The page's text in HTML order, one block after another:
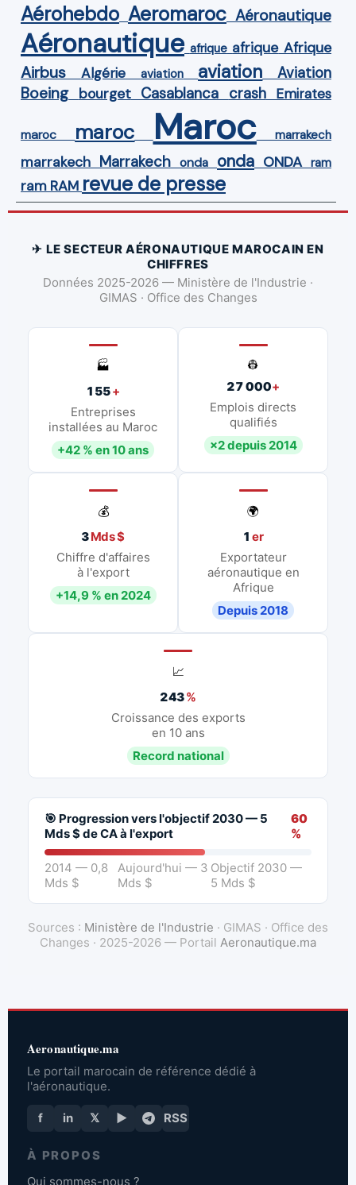
Aérohebdo Aeromaroc Aéronautique
Aéronautique afrique afrique Afrique
Airbus Algérie aviation aviation Aviation
Boeing bourget Casablanca crash Emirates
maroc maroc Maroc marrakech
marrakech Marrakech onda onda ONDA ram
ram RAM revue de presse
✈ LE SECTEUR AÉRONAUTIQUE MAROCAIN EN
CHIFFRES
Données 2025-2026 — Ministère de l'Industrie ·
GIMAS · Office des Changes
🏭
155+
Entreprises
installées au Maroc
+42 % en 10 ans
👷
27 000+
Emplois directs
qualifiés
×2 depuis 2014
💰
3Mds $
Chiffre d'affaires
à l'export
+14,9 % en 2024
🌍
1 er
Exportateur
aéronautique en
Afrique
Depuis 2018
📈
243%
Croissance des exports
en 10 ans
Record national
🎯 Progression vers l'objectif 2030 — 5
Mds $ de CA à l'export
60
%
2014 — 0,8
Mds $
Aujourd'hui — 3
Mds $
Objectif 2030 —
5 Mds $
Sources : Ministère de l'Industrie · GIMAS · Office des
Changes · 2025-2026 — Portail Aeronautique.ma
Aeronautique.ma
Le portail marocain de référence dédié à
l'aéronautique.
f in 𝕏 ▶ RSS
À PROPOS
Qui sommes-nous ?